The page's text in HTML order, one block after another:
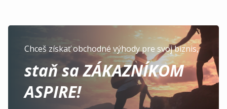
Chceš získať obchodné výhody pre svoj biznis,
staň sa ZÁKAZNÍKOM
ASPIRE!